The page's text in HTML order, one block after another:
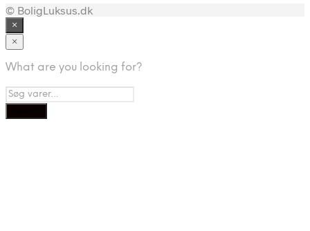
© BoligLuksus.dk
×
×
What are you looking for?